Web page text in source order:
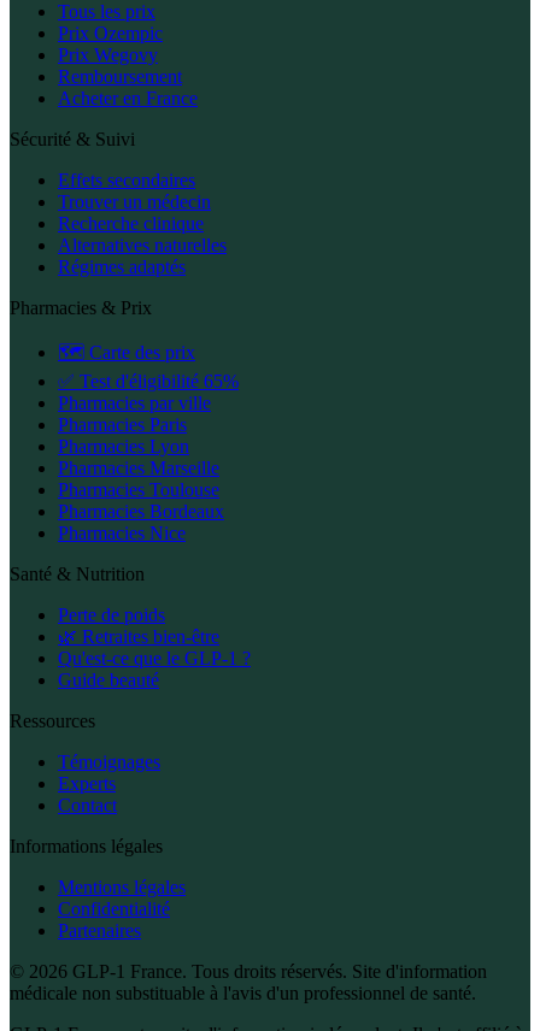
Tous les prix
Prix Ozempic
Prix Wegovy
Remboursement
Acheter en France
Sécurité & Suivi
Effets secondaires
Trouver un médecin
Recherche clinique
Alternatives naturelles
Régimes adaptés
Pharmacies & Prix
🗺️ Carte des prix
✅ Test d'éligibilité 65%
Pharmacies par ville
Pharmacies Paris
Pharmacies Lyon
Pharmacies Marseille
Pharmacies Toulouse
Pharmacies Bordeaux
Pharmacies Nice
Santé & Nutrition
Perte de poids
🌿 Retraites bien-être
Qu'est-ce que le GLP-1 ?
Guide beauté
Ressources
Témoignages
Experts
Contact
Informations légales
Mentions légales
Confidentialité
Partenaires
© 2026 GLP-1 France. Tous droits réservés. Site d'information
médicale non substituable à l'avis d'un professionnel de santé.